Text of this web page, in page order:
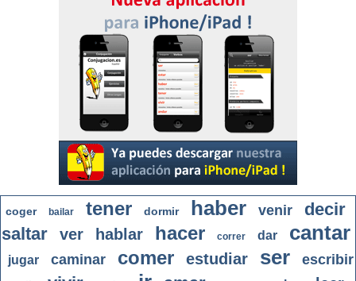
coger bailar tener dormir haber venir
decir
saltar
ver hablar hacer correr dar cantar
jugar caminar comer estudiar ser escribir